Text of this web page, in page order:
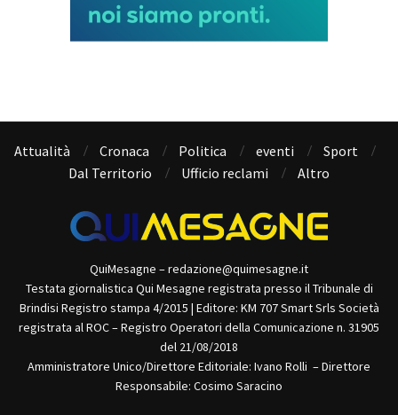
Attualità Cronaca Politica eventi
Sport
Dal Territorio
Ufficio reclami Altro
QuiMesagne – redazione@quimesagne.it
Testata giornalistica Qui Mesagne registrata presso il Tribunale di
Brindisi Registro stampa 4/2015 | Editore: KM 707 Smart Srls Società
registrata al ROC – Registro Operatori della Comunicazione n. 31905
del 21/08/2018
Amministratore Unico/Direttore Editoriale: Ivano Rolli – Direttore
Responsabile: Cosimo Saracino